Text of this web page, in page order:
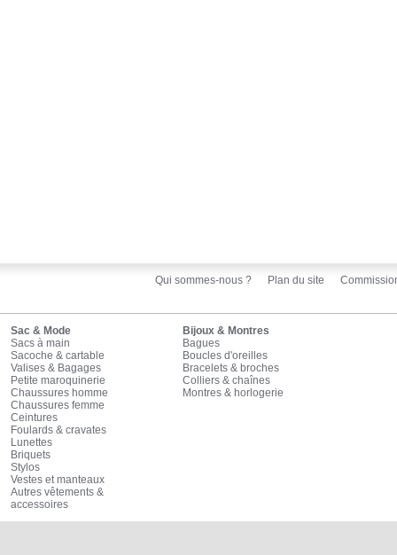
Qui sommes-nous ? Plan du site
Sac & Mode
Sacs à main
Sacoche & cartable
Valises & Bagages
Petite maroquinerie
Chaussures homme
Chaussures femme
Ceintures
Foulards & cravates
Lunettes
Briquets
Stylos
Vestes et manteaux
Autres vêtements &
accessoires
Bijoux & Montres
Bagues
Boucles d'oreilles
Bracelets & broches
Colliers & chaînes
Montres & horlogerie